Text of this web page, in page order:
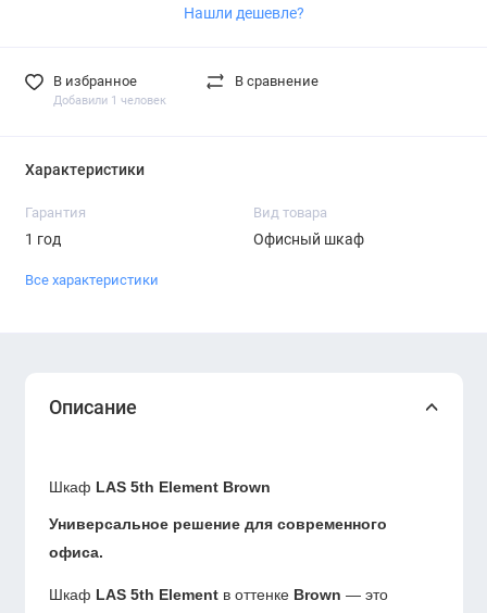
Нашли дешевле?
В избранное
Добавили 1 человек
В сравнение
Характеристики
Гарантия
1 год
Вид товара
Офисный шкаф
Все характеристики
Описание
Шкаф LAS 5th Element Brown
Универсальное решение для современного
офиса.
Шкаф LAS 5th Element в оттенке Brown — это